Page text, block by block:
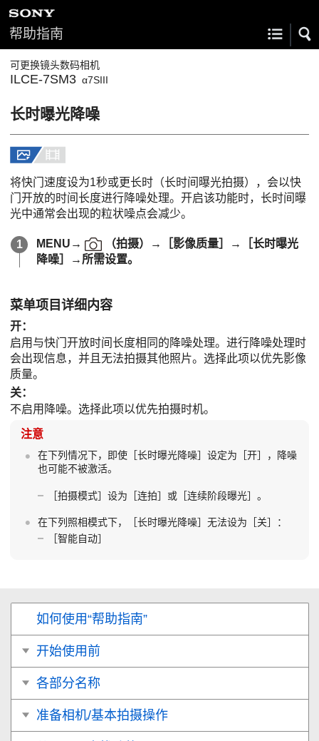
帮助指南
可更换镜头数码相机
ILCE-7SM3 α7SIII
长时曝光降噪
将快门速度设为1秒或更长时（长时间曝光拍摄），会以快
门开放的时间长度进行降噪处理。开启该功能时，长时间曝
光中通常会出现的粒状噪点会减少。
MENU → （拍摄）→ ［影像质量］ →
［长时曝光
降噪］
→所需设置。
菜单项目详细内容
开：
启用与快门开放时间长度相同的降噪处理。进行降噪处理时
会出现信息，并且无法拍摄其他照片。选择此项以优先影像
质量。
关：
不启用降噪。选择此项以优先拍摄时机。
注意
在下列情况下，即使［长时曝光降噪］ 设定为 ［开］
，降噪
也可能不被激活。
［拍摄模式］ 设为 ［连拍］ 或［连续阶段曝光］ 。
在下列照相模式下， ［长时曝光降噪］ 无法设为 ［关］
：
［智能自动］
如何使用“帮助指南”
开始使用前
各部分名称
准备相机/基本拍摄操作